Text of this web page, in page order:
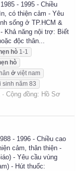
- 1995 - Chiều
có thiện cảm - Yêu
sống ở TP.HCM &
Khả năng nội trợ: Biết
độc thân...
hẹn hò 1-1
hò
ở việt nam
sinh năm 83
Cộng đồng: Hồ Sơ
- 1996 - Chiều cao
cảm, thân thiện -
- Yêu cầu vùng
- Hút thuốc: